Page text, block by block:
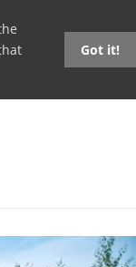
Got it!